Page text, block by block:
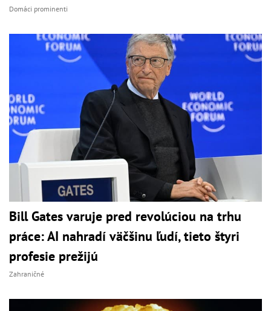
Domáci prominenti
Bill Gates varuje pred revolúciou na trhu
práce: AI nahradí väčšinu ľudí, tieto štyri
profesie prežijú
Zahraničné